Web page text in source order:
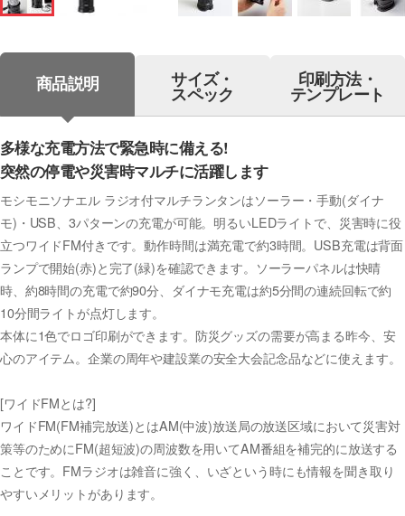
商品説明 サイズ・
スペック
印刷方法・
テンプレート
多様な充電方法で緊急時に備える!
突然の停電や災害時マルチに活躍します
モシモニソナエル ラジオ付マルチランタンはソーラー・手動(ダイナ
モ)・USB、3パターンの充電が可能。明るいLEDライトで、災害時に役
立つワイドFM付きです。動作時間は満充電で約3時間。USB充電は背面
ランプで開始(赤)と完了(緑)を確認できます。ソーラーパネルは快晴
時、約8時間の充電で約90分、ダイナモ充電は約5分間の連続回転で約
10分間ライトが点灯します。
本体に1色でロゴ印刷ができます。防災グッズの需要が高まる昨今、安
心のアイテム。企業の周年や建設業の安全大会記念品などに使えます。
[ワイドFMとは?]
ワイドFM(FM補完放送)とはAM(中波)放送局の放送区域において災害対
策等のためにFM(超短波)の周波数を用いてAM番組を補完的に放送する
ことです。FMラジオは雑音に強く、いざという時にも情報を聞き取り
やすいメリットがあります。